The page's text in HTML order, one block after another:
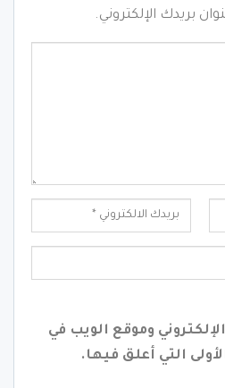
بريدك الإلكتروني.
وموقع الويب في
التي أعلق فيها.